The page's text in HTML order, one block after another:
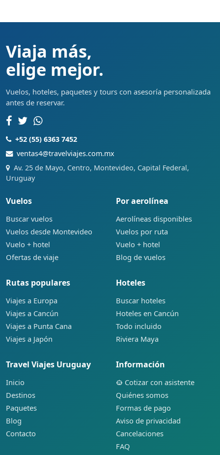
Viaja más,
elige mejor.
Vuelos, hoteles, paquetes y tours con asesoría personalizada
antes de reservar.
+52 (55) 6363 7452
ventas4@travelviajes.com.mx
Av. 25 de Mayo, Centro, Montevideo, Capital Federal,
Uruguay
Vuelos
Buscar vuelos
Vuelos desde Montevideo
Vuelo + hotel
Ofertas de viaje
Por aerolínea
Aerolíneas disponibles
Vuelos por ruta
Vuelo + hotel
Blog de vuelos
Rutas populares
Viajes a Europa
Viajes a Cancún
Viajes a Punta Cana
Viajes a Japón
Hoteles
Buscar hoteles
Hoteles en Cancún
Todo incluido
Riviera Maya
Travel Viajes Uruguay
Inicio
Destinos
Paquetes
Blog
Contacto
Información
Cotizar con asistente
Quiénes somos
Formas de pago
Aviso de privacidad
Cancelaciones
FAQ